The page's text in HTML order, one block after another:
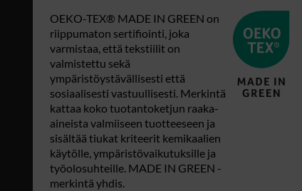
OEKO-TEX® MADE IN GREEN on
riippumaton sertifiointi, joka
varmistaa, että tekstiilit on
valmistettu sekä
ympäristöystävällisesti että
sosiaalisesti vastuullisesti. Merkintä
kattaa koko tuotantoketjun raaka-
aineista valmiiseen tuotteeseen ja
sisältää tiukat kriteerit kemikaalien
käytölle, ympäristövaikutuksille ja
työolosuhteille. MADE IN GREEN -
merkintä yhdis.